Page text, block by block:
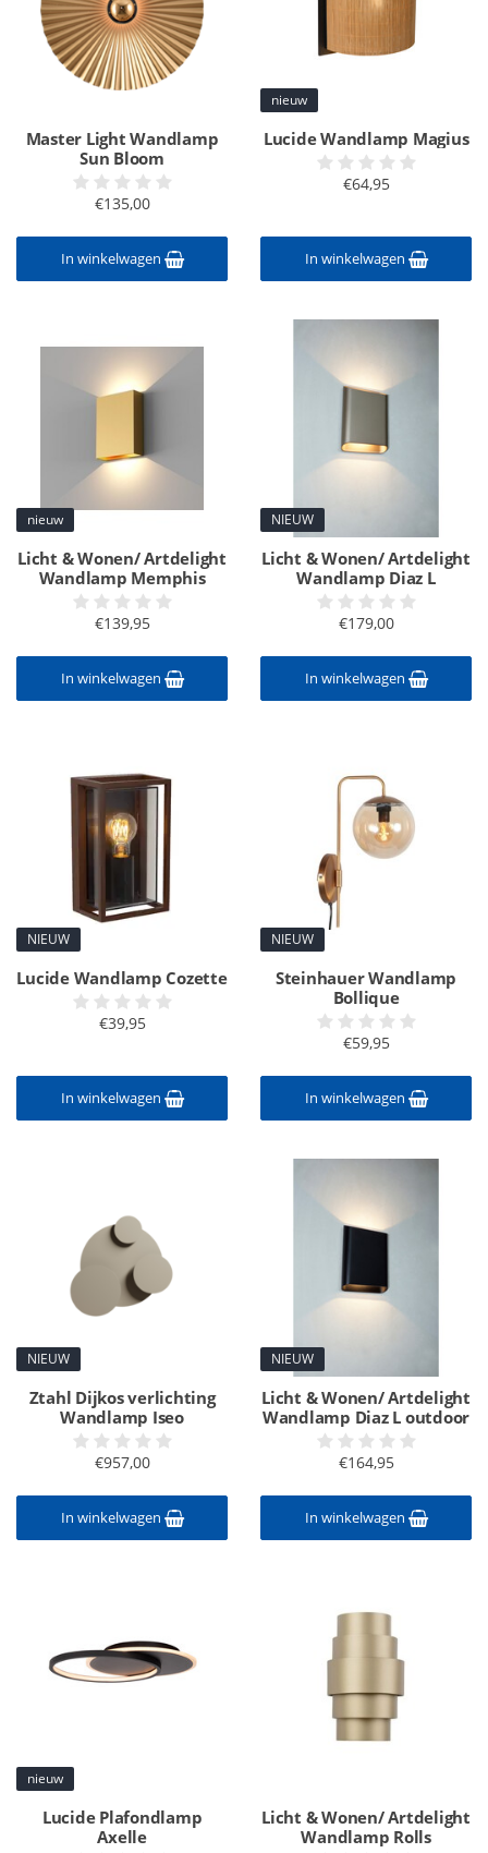
Master Light Wandlamp
Sun Bloom
€135,00
In winkelwagen
nieuw
Lucide Wandlamp Magius
€64,95
In winkelwagen
nieuw
Licht & Wonen/ Artdelight
Wandlamp Memphis
€139,95
In winkelwagen
NIEUW
Licht & Wonen/ Artdelight
Wandlamp Diaz L
€179,00
In winkelwagen
NIEUW
Lucide Wandlamp Cozette
€39,95
In winkelwagen
NIEUW
Steinhauer Wandlamp
Bollique
€59,95
In winkelwagen
NIEUW
Ztahl Dijkos verlichting
Wandlamp Iseo
€957,00
In winkelwagen
NIEUW
Licht & Wonen/ Artdelight
Wandlamp Diaz L outdoor
€164,95
In winkelwagen
nieuw
Lucide Plafondlamp
Axelle
Licht & Wonen/ Artdelight
Wandlamp Rolls